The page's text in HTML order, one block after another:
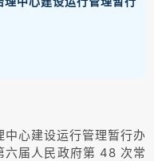
中心建设运行管理暂行办
届人民政府第 48 次常